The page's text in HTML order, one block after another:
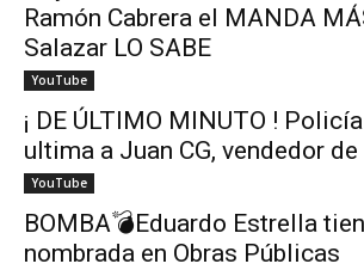
Ramón Cabrera el MANDA
Salazar LO SABE
YouTube
¡ DE ÚLTIMO MINUTO !
ultima a Juan CG, vendedor
YouTube
BOMBA💣Eduardo Estrella
nombrada en Obras Públicas